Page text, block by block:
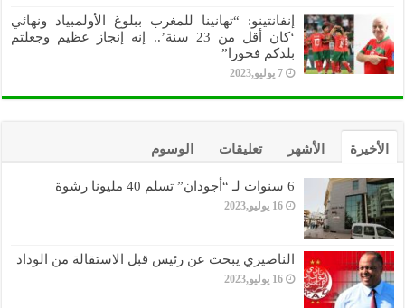
إنفانتينو: “تهانينا للمغرب ببلوغ الأولمبياد ونهائي
‘كان أقل من 23 سنة’.. إنه إنجاز عظيم وجعلتم
بلدكم فخورا”
7 يوليو,2023
الأخيرة الأشهر تعليقات الوسوم
6 سنوات لـ “أجودان” تسلم 40 مليونا رشوة
16 يوليو,2023
الناصيري يبحث عن رئيس قبل الاستقالة من الوداد
16 يوليو,2023